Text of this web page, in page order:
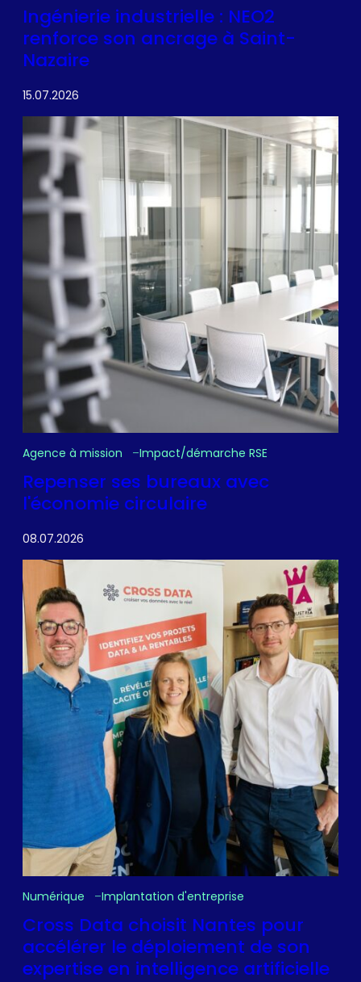
Ingénierie industrielle : NEO2
renforce son ancrage à Saint-
Nazaire
15.07.2026
Agence à mission Impact/démarche RSE
Repenser ses bureaux avec
l'économie circulaire
08.07.2026
Numérique Implantation d'entreprise
Cross Data choisit Nantes pour
accélérer le déploiement de son
expertise en intelligence artificielle